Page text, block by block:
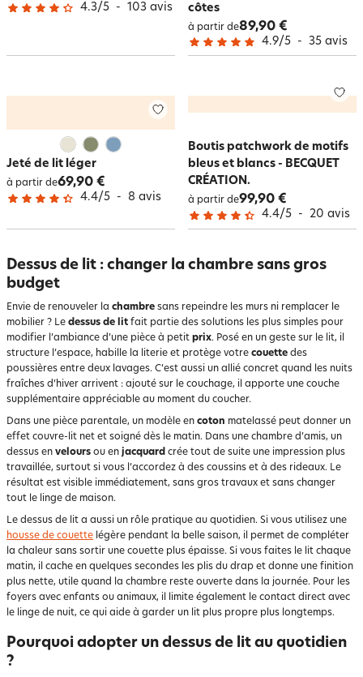
4.3/5 - 103 avis
côtes
à partir de89,90 €
4.9/5 - 35 avis
Jeté de lit léger
à partir de69,90 €
4.4/5 - 8 avis
Boutis patchwork de motifs
bleus et blancs - BECQUET
CRÉATION.
à partir de99,90 €
4.4/5 - 20 avis
Dessus de lit : changer la chambre sans gros
budget
Envie de renouveler la chambre sans repeindre les murs ni remplacer le
mobilier ? Le dessus de lit fait partie des solutions les plus simples pour
modifier l’ambiance d’une pièce à petit prix. Posé en un geste sur le lit, il
structure l’espace, habille la literie et protège votre couette des
poussières entre deux lavages. C’est aussi un allié concret quand les nuits
fraîches d’hiver arrivent : ajouté sur le couchage, il apporte une couche
supplémentaire appréciable au moment du coucher.
Dans une pièce parentale, un modèle en coton matelassé peut donner un
effet couvre-lit net et soigné dès le matin. Dans une chambre d’amis, un
dessus en velours ou en jacquard crée tout de suite une impression plus
travaillée, surtout si vous l’accordez à des coussins et à des rideaux. Le
résultat est visible immédiatement, sans gros travaux et sans changer
tout le linge de maison.
Le dessus de lit a aussi un rôle pratique au quotidien. Si vous utilisez une
housse de couette légère pendant la belle saison, il permet de compléter
la chaleur sans sortir une couette plus épaisse. Si vous faites le lit chaque
matin, il cache en quelques secondes les plis du drap et donne une finition
plus nette, utile quand la chambre reste ouverte dans la journée. Pour les
foyers avec enfants ou animaux, il limite également le contact direct avec
le linge de nuit, ce qui aide à garder un lit plus propre plus longtemps.
Pourquoi adopter un dessus de lit au quotidien
?